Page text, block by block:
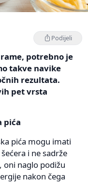
Podijeli
potrebno je
takve navike
rezultata.
pet vrsta
pića
pića mogu imati
i ne sadrže
oni naglo podižu
nakon čega